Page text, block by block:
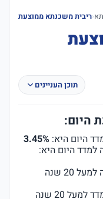
‹ריבית משכנתא ממוצעת
תוכן העניינים
היום:
היום היא: 3.45%
היום היא:
ריבית משכנתא ממוצעת לא צמודה למעל 20 שנה
ריבית משכנתא ממוצעת צמודה למדד למעל 20 שנה